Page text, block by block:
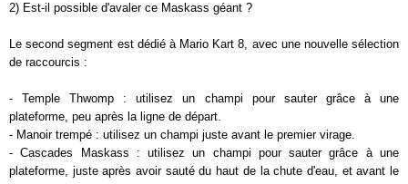
2) Est-il possible d'avaler ce Maskass géant ?
Le second segment est dédié à Mario Kart 8, avec une nouvelle sélection
de raccourcis :
- Temple Thwomp : utilisez un champi pour sauter grâce à une
plateforme, peu après la ligne de départ.
- Manoir trempé : utilisez un champi juste avant le premier virage.
- Cascades Maskass : utilisez un champi pour sauter grâce à une
plateforme, juste après avoir sauté du haut de la chute d'eau, et avant le